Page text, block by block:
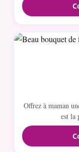
Offrez à maman
est la